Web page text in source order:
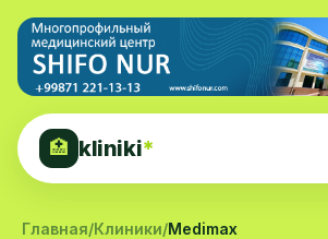
🏥 kliniki*
Главная/Клиники/Medimax